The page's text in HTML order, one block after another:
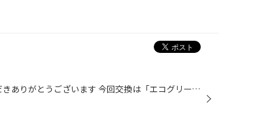
タイヤ館本庄店のＨPをごらんいただきありがとうございます 今回交換は「エコグリーン ０W-20」です タイヤ館では無料安全点検実施中です。 お気軽にお声かけください。